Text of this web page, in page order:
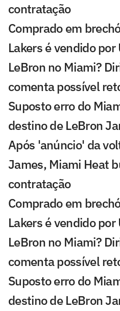
contratação
Comprado em
Lakers é vendido
LeBron no Miami?
comenta possível
Suposto erro do
destino de LeBron
Após 'anúncio' da
James, Miami Heat
contratação
Comprado em
Lakers é vendido
LeBron no Miami?
comenta possível
Suposto erro do
destino de LeBron